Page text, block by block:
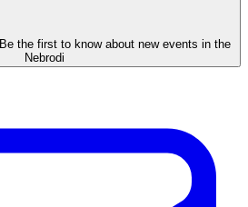
Be the first to know about new events in the
Nebrodi